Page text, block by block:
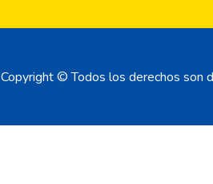
Copyright © Todos los derechos son